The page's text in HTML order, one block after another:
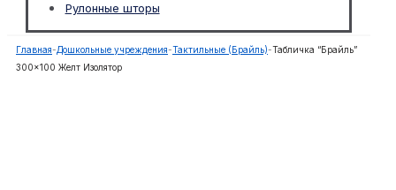
Рулонные шторы
Главная-Дошкольные учреждения-Тактильные (Брайль)-Табличка “Брайль”
300×100 Желт Изолятор